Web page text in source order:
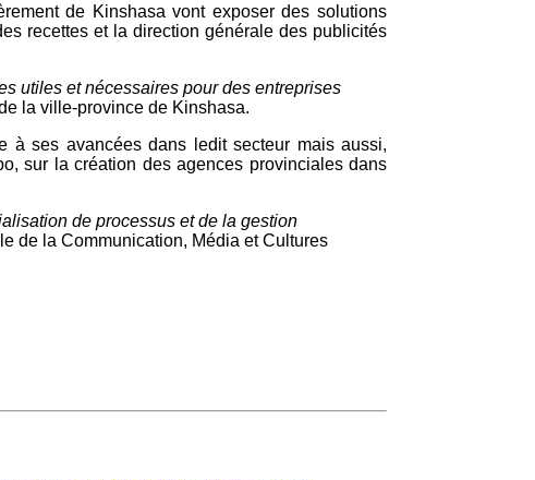
de Kinshasa vont exposer des solutions
recettes et la direction générale des publicités
utiles et nécessaires pour des entreprises
la ville-province de Kinshasa.
à ses avancées dans ledit secteur mais aussi,
sur la création des agences provinciales dans
de processus et de la gestion
de la Communication, Média et Cultures